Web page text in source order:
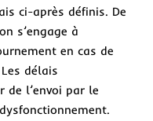
ci-après définis. De
s’engage à
en cas de
délais
de l’envoi par le